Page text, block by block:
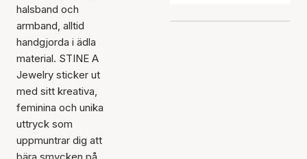
halsband och
armband, alltid
handgjorda i ädla
material. STINE A
Jewelry sticker ut
med sitt kreativa,
feminina och unika
uttryck som
uppmuntrar dig att